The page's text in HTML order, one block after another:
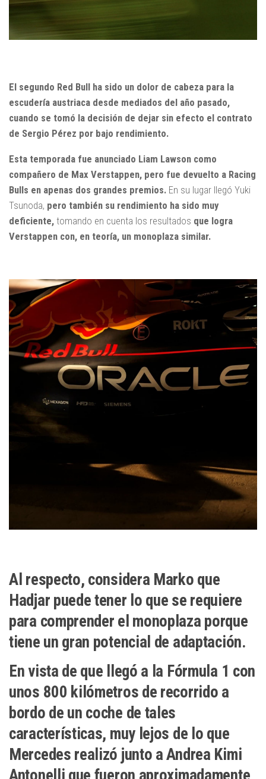
El segundo Red Bull ha sido un dolor de cabeza para la
escudería austriaca desde mediados del año pasado,
cuando se tomó la decisión de dejar sin efecto el contrato
de Sergio Pérez por bajo rendimiento.
Esta temporada fue anunciado Liam Lawson como
compañero de Max Verstappen, pero fue devuelto a Racing
Bulls en apenas dos grandes premios. En su lugar llegó Yuki
Tsunoda, pero también su rendimiento ha sido muy
deficiente, tomando en cuenta los resultados que logra
Verstappen con, en teoría, un monoplaza similar.
Al respecto, considera Marko que
Hadjar puede tener lo que se requiere
para comprender el monoplaza porque
tiene un gran potencial de adaptación.
En vista de que llegó a la Fórmula 1 con
unos 800 kilómetros de recorrido a
bordo de un coche de tales
características, muy lejos de lo que
Mercedes realizó junto a Andrea Kimi